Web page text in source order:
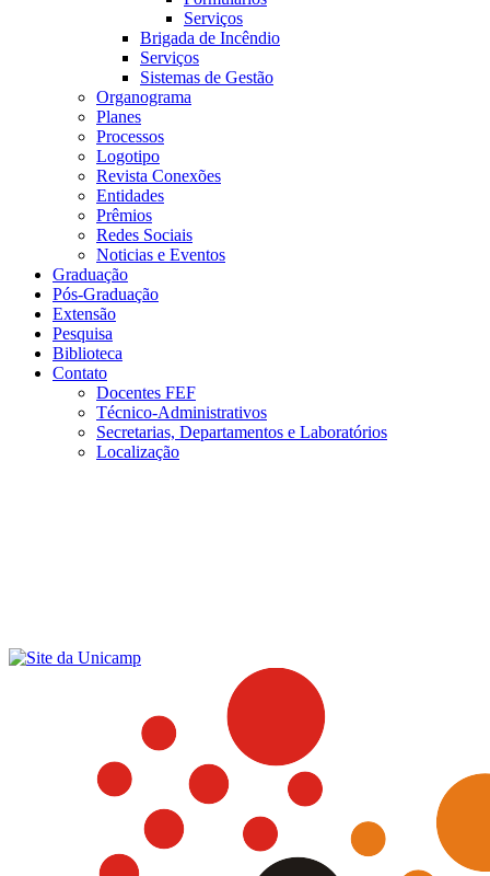
Serviços
Brigada de Incêndio
Serviços
Sistemas de Gestão
Organograma
Planes
Processos
Logotipo
Revista Conexões
Entidades
Prêmios
Redes Sociais
Noticias e Eventos
Graduação
Pós-Graduação
Extensão
Pesquisa
Biblioteca
Contato
Docentes FEF
Técnico-Administrativos
Secretarias, Departamentos e Laboratórios
Localização